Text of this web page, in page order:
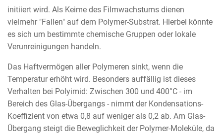
initiiert wird. Als Keime des Filmwachstums dienen
vielmehr "Fallen" auf dem Polymer-Substrat. Hierbei könnte
es sich um bestimmte chemische Gruppen oder lokale
Verunreinigungen handeln.
Das Haftvermögen aller Polymeren sinkt, wenn die
Temperatur erhöht wird. Besonders auffällig ist dieses
Verhalten bei Polyimid: Zwischen 300 und 400°C - im
Bereich des Glas-Übergangs - nimmt der Kondensations-
Koeffizient von etwa 0,8 auf weniger als 0,2 ab. Am Glas-
Übergang steigt die Beweglichkeit der Polymer-Moleküle, da